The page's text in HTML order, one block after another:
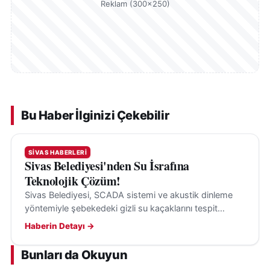
Reklam (300×250)
Bu Haber İlginizi Çekebilir
SIVAS HABERLERI
Sivas Belediyesi'nden Su İsrafına
Teknolojik Çözüm!
Sivas Belediyesi, SCADA sistemi ve akustik dinleme
yöntemiyle şebekedeki gizli su kaçaklarını tespit
ederek su kayıplarının önüne geçiyor.
Haberin Detayı →
Bunları da Okuyun